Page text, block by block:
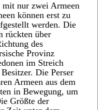
mit nur zwei Armeen
können erst zu
werden. Die
rückten über
des
Provinz
im Streich
Die Perser
Armeen aus dem
in Bewegung, um
Größte der